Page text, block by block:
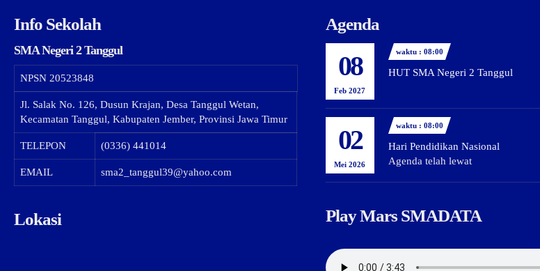
Info Sekolah
SMA Negeri 2 Tanggul
NPSN 20523848
Jl. Salak No. 126, Dusun Krajan, Desa Tanggul Wetan,
Kecamatan Tanggul, Kabupaten Jember, Provinsi Jawa Timur
TELEPON (0336) 441014
EMAIL sma2_tanggul39@yahoo.com
Lokasi
Agenda
08
Feb 2027
waktu : 08:00
HUT SMA Negeri 2 Tanggul
02
Mei 2026
waktu : 08:00
Hari Pendidikan Nasional
Agenda telah lewat
Play Mars SMADATA